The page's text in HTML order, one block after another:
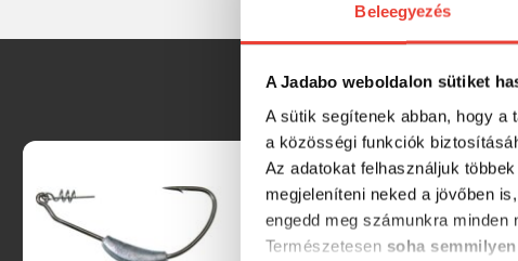
Beleegyezés
A Jadabo weboldalon sütiket
A sütik segítenek abban, hogy a
a közösségi funkciók
Az adatokat felhasználjuk
megjeleníteni neked a jövőben
engedd meg számunkra minden
Természetesen soha